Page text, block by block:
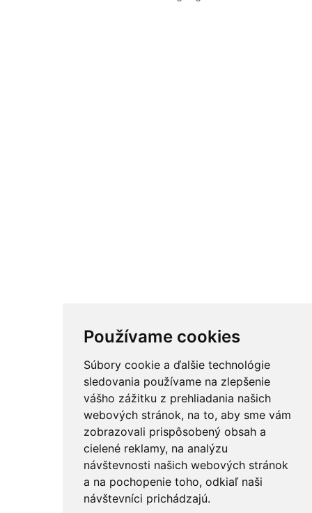
Používame cookies
Súbory cookie a ďalšie technológie
sledovania používame na zlepšenie
vášho zážitku z prehliadania našich
webových stránok, na to, aby sme vám
zobrazovali prispôsobený obsah a
cielené reklamy, na analýzu
návštevnosti našich webových stránok
a na pochopenie toho, odkiaľ naši
návštevníci prichádzajú.